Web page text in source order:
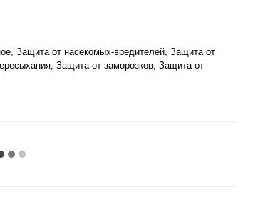
Защита от насекомых-вредителей, Защита от
Защита от заморозков, Защита от